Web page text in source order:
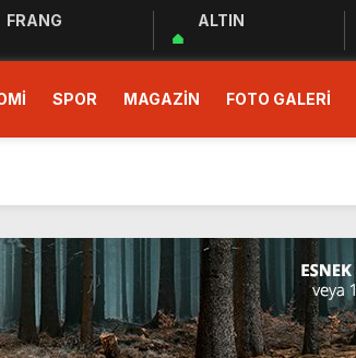
FRANG ALTIN
SPOR MAGAZİN FOTO GALERİ
Merkezi’ne Teşekkür Ziyareti
EV ZİYARETİ